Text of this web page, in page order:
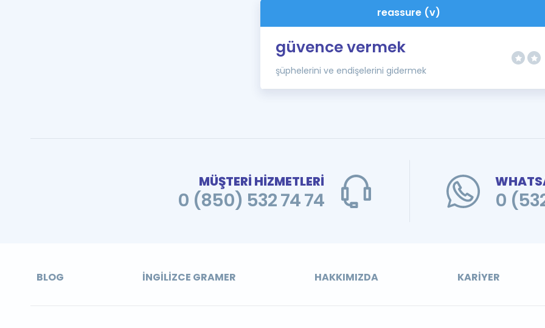
reassure (v)
güvence vermek
şüphelerini ve endişelerini gidermek
MÜŞTERİ HİZMETLERİ
0 (850) 532 74 74 0
BLOG İNGILIZCE GRAMER HAKKIMIZDA KARIYER